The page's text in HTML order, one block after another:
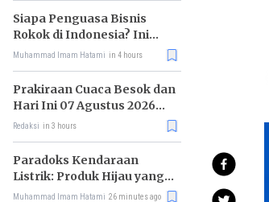
Siapa Penguasa Bisnis
Rokok di Indonesia? Ini
Daftar Raja Industri
Muhammad Imam Hatami in 4 hours
Prakiraan Cuaca Besok dan
Hari Ini 07 Agustus 2026
untuk Wilayah DKI Jakarta
Redaksi in 3 hours
Paradoks Kendaraan
Listrik: Produk Hijau yang
Ancam Hutan Tropis
Muhammad Imam Hatami 26 minutes ago